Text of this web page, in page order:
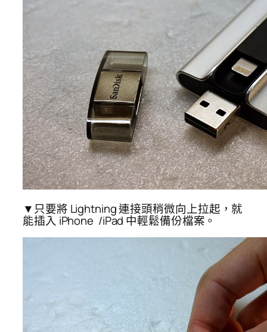
▼只要將 Lightning 連接頭稍微向上拉起，就
能插入 iPhone /iPad 中輕鬆備份檔案。